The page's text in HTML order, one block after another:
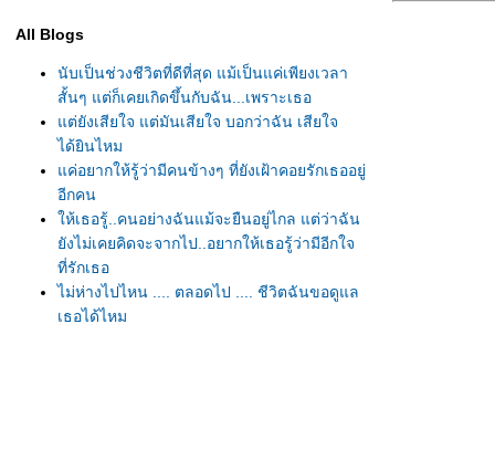
All Blogs
นับเป็นช่วงชีวิตที่ดีที่สุด แม้เป็นแค่เพียงเวลา
สั้นๆ แต่ก็เคยเกิดขึ้นกับฉัน...เพราะเธอ
ต่ยังเสียใจ แต่มันเสียใจ บอกว่าฉัน เสียใจ
ได้ยินไหม
ค่อยากให้รู้ว่ามีคนข้างๆ ที่ยังเฝ้าคอยรักเธออยู่
อีกคน
ห้เธอรู้..คนอย่างฉันแม้จะยืนอยู่ไกล แต่ว่าฉัน
ังไม่เคยคิดจะจากไป..อยากให้เธอรู้ว่ามีอีกใจ
ที่รักเธอ
ไม่ห่างไปไหน .... ตลอดไป .... ชีวิตฉันขอดูแล
เธอได้ไหม